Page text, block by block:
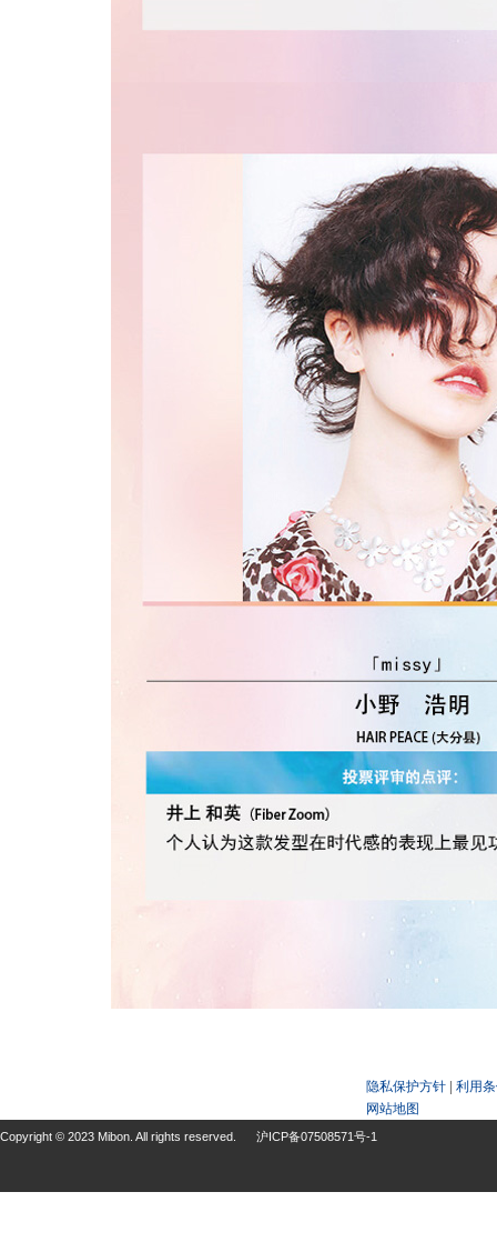
隐私保护方针
利用
网站地图
Copyright © 2023 Mibon. All rights reserved. 沪ICP备07508571号-1